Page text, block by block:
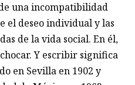
una incompatibilidad
el deseo individual y las
de la vida social. En él,
Y escribir significa
en Sevilla en 1902 y